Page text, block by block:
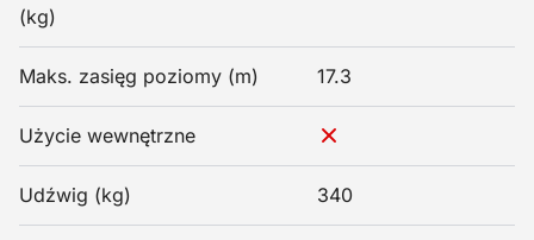
(kg)
Maks. zasięg poziomy (m) 17.3
Użycie wewnętrzne
Udźwig (kg) 340